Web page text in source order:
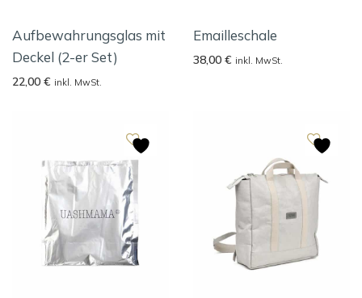
Aufbewahrungsglas mit
Deckel (2-er Set)
22,00 € inkl. MwSt.
Emailleschale
38,00 € inkl. MwSt.